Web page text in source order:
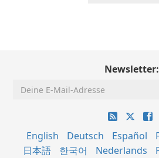
Newsletter:
English Deutsch Español
日本語
한국어 Nederlands